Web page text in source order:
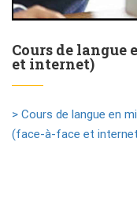
Cours de
et internet)
> Cours de langue en
(face-à-face et